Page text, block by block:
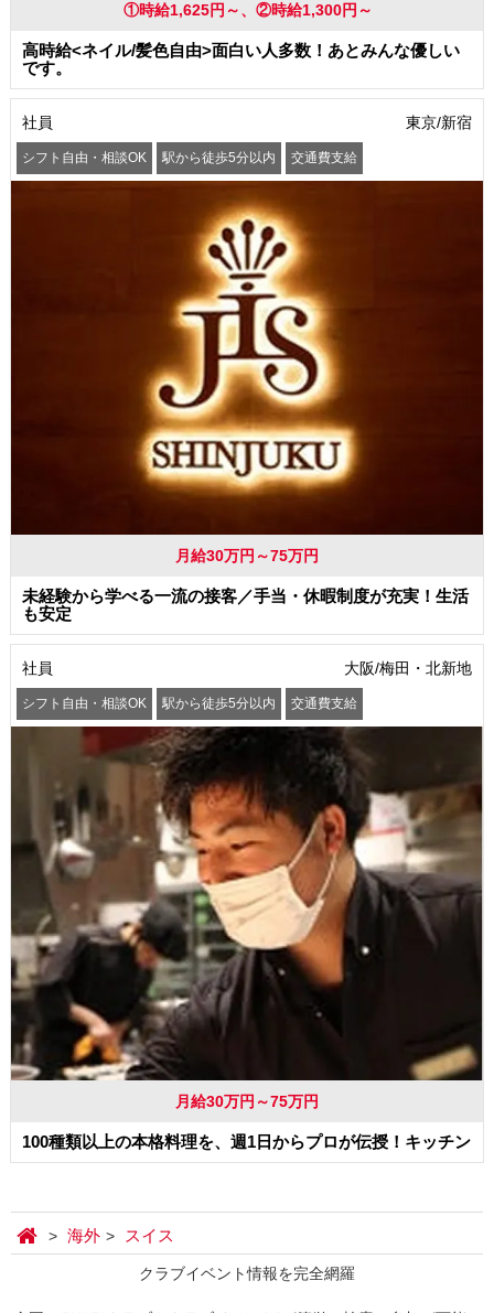
①時給1,625円～、②時給1,300円～
高時給<ネイル/髪色自由>面白い人多数！あとみんな優しい
です。
社員 東京/新宿
シフト自由・相談OK 駅から徒歩5分以内 交通費支給
月給30万円～75万円
未経験から学べる一流の接客／手当・休暇制度が充実！生活
も安定
社員 大阪/梅田・北新地
シフト自由・相談OK 駅から徒歩5分以内 交通費支給
月給30万円～75万円
100種類以上の本格料理を、週1日からプロが伝授！キッチン
海外 スイス
クラブイベント情報を完全網羅